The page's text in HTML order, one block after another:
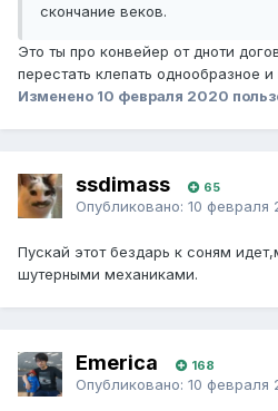
скончание веков.
Это ты про конвейер от дноти
перестать клепать однообразное и
Изменено 10 февраля 2020
ssdimass 65
Опубликовано: 10 февраля
Пускай этот бездарь к соням
шутерными механиками.
Emerica 168
Опубликовано: 10 февраля